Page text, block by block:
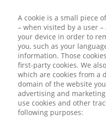
A cookie is a small piece
– when visited by a user
your device in order to
you, such as your
information. Those
first-party cookies. We
which are cookies from a
domain of the website
advertising and
use cookies and other
following purposes: